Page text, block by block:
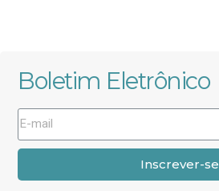
Boletim Eletrônico
Inscrever-se